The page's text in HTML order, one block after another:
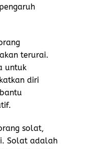
terurai.
untuk
diri
solat,
Solat adalah